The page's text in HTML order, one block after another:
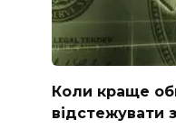
Коли краще
відстежувати